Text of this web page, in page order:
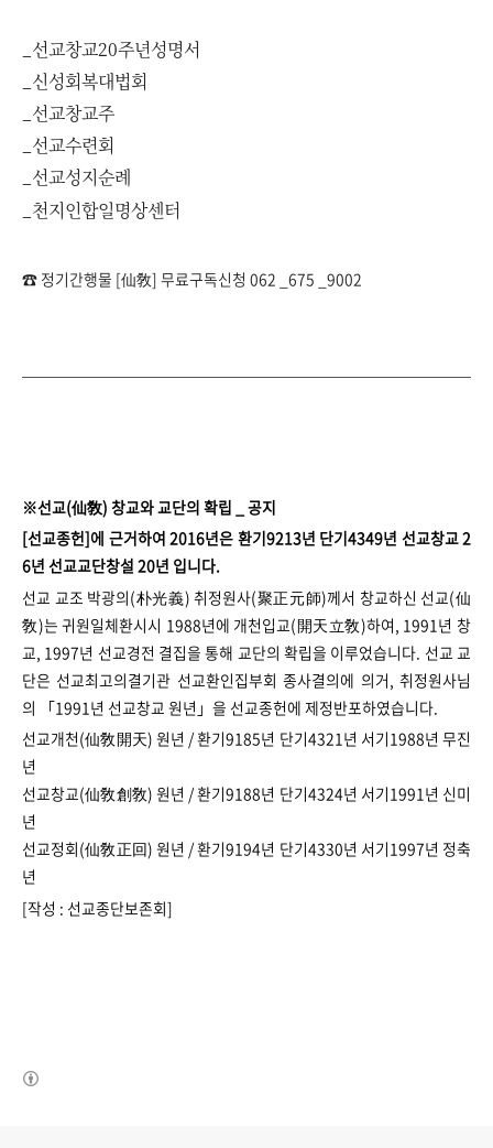
_선교창교20주년성명서
_신성회복대법회
_선교창교주
_선교수련회
_선교성지순례
_천지인합일명상센터
☎ 정기간행물 [仙敎] 무료구독신청 062 _675 _9002
※선교(仙敎) 창교와 교단의 확립 _ 공지
[선교종헌]에 근거하여 2016년은 환기9213년 단기4349년 선교창교 2
6년 선교교단창설 20년 입니다.
선교 교조 박광의(朴光義) 취정원사(聚正元師)께서 창교하신 선교(仙
敎)는 귀원일체환시시 1988년에 개천입교(開天立敎)하여, 1991년 창
교, 1997년 선교경전 결집을 통해 교단의 확립을 이루었습니다. 선교 교
단은 선교최고의결기관 선교환인집부회 종사결의에 의거, 취정원사님
의 「1991년 선교창교 원년」을 선교종헌에 제정반포하였습니다.
선교개천(仙敎開天) 원년 / 환기9185년 단기4321년 서기1988년 무진
년
선교창교(仙敎創敎) 원년 / 환기9188년 단기4324년 서기1991년 신미
년
선교정회(仙敎正回) 원년 / 환기9194년 단기4330년 서기1997년 정축
년
[작성 : 선교종단보존회]